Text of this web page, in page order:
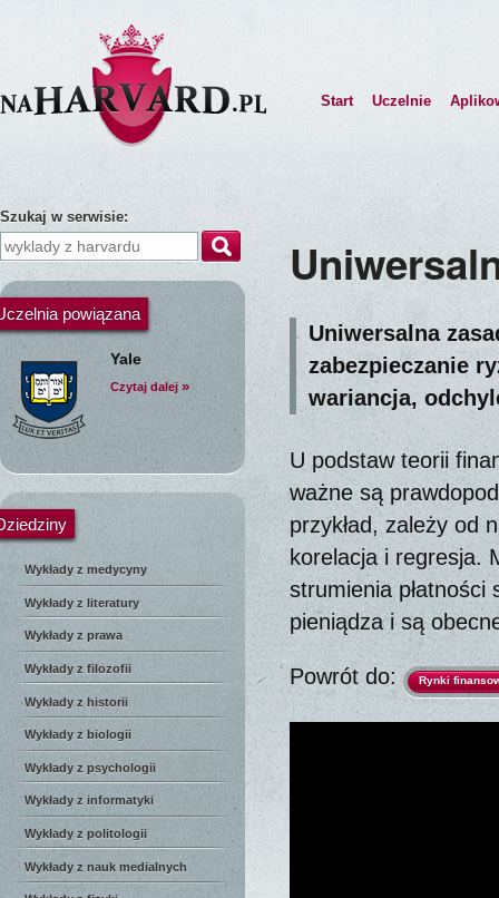
Start Uczelnie
Szukaj w serwisie:
powiązana
Yale
Czytaj dalej »
Wykłady z medycyny
Wykłady z literatury
Wykłady z prawa
Wykłady z filozofii
Wykłady z historii
Wykłady z biologii
Wykłady z psychologii
Wykłady z informatyki
Wykłady z politologii
Wykłady z nauk medialnych
Uniwersalna
zabezpieczanie
wariancja,
U podstaw teorii
ważne są
przykład, zależy od
korelacja i regresja.
strumienia
pieniądza i są
Powrót do: Rynki